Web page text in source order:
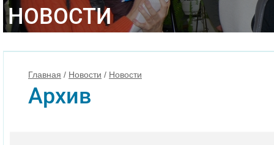
НОВОСТИ
Главная / Новости / Новости
Архив